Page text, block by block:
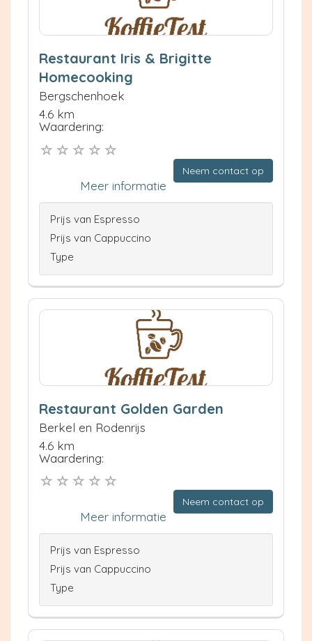
Restaurant Iris & Brigitte
Homecooking
Bergschenhoek
4.6 km
Waardering:
Neem contact op
Meer informatie
Prijs van Espresso
Prijs van Cappuccino
Type
Restaurant Golden Garden
Berkel en Rodenrijs
4.6 km
Waardering:
Neem contact op
Meer informatie
Prijs van Espresso
Prijs van Cappuccino
Type